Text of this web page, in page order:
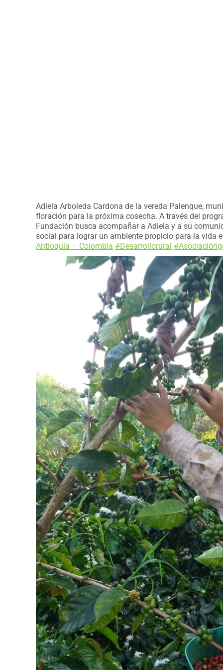
Adiela Arboleda Cardona de la vereda Palenque,
floración para la próxima cosecha. A través del
Fundación busca acompañar a Adiela y a su
social para lograr un ambiente propicio para la vida
Antioquia – Colombia #Desarrollorural